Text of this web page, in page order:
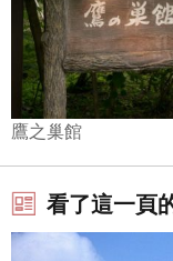
鷹之巢館
看了這一頁